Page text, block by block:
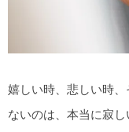
嬉しい時、悲しい時
ないのは、本当に寂